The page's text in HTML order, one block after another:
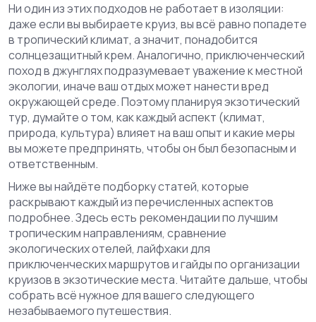
Ни один из этих подходов не работает в изоляции:
даже если вы выбираете круиз, вы всё равно попадете
в тропический климат, а значит, понадобится
солнцезащитный крем. Аналогично, приключенческий
поход в джунглях подразумевает уважение к местной
экологии, иначе ваш отдых может нанести вред
окружающей среде. Поэтому планируя экзотический
тур, думайте о том, как каждый аспект (климат,
природа, культура) влияет на ваш опыт и какие меры
вы можете предпринять, чтобы он был безопасным и
ответственным.
Ниже вы найдёте подборку статей, которые
раскрывают каждый из перечисленных аспектов
подробнее. Здесь есть рекомендации по лучшим
тропическим направлениям, сравнение
экологических отелей, лайфхаки для
приключенческих маршрутов и гайды по организации
круизов в экзотические места. Читайте дальше, чтобы
собрать всё нужное для вашего следующего
незабываемого путешествия.